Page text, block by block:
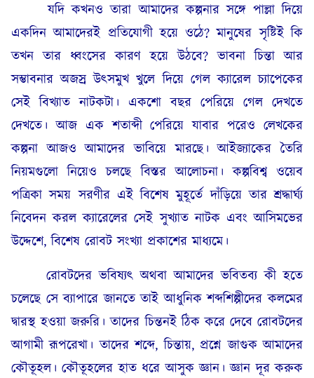
যদি কখনও তারা আমাদের কল্পনার সঙ্গে পাল্লা দিয়ে
একদিন আমাদেরই প্রতিযোগী হয়ে ওঠে? মানুষের সৃষ্টিই কি
তখন তার ধ্বংসের কারণ হয়ে উঠবে? ভাবনা চিন্তা আর
সম্ভাবনার অজস্র উৎসমুখ খুলে দিয়ে গেল ক্যারেল চ্যাপেকের
সেই বিখ্যাত নাটকটা। একশো বছর পেরিয়ে গেল দেখতে
দেখতে। আজ এক শতাব্দী পেরিয়ে যাবার পরেও লেখকের
কল্পনা আজও আমাদের ভাবিয়ে মারছে। আইজ্যাকের তৈরি
নিয়মগুলো নিয়েও চলছে বিস্তর আলোচনা। কল্পবিশ্ব ওয়েব
পত্রিকা সময় সরণীর এই বিশেষ মুহূর্তে দাঁড়িয়ে তার শ্রদ্ধার্ঘ্য
নিবেদন করল ক্যারেলের সেই সুখ্যাত নাটক এবং আসিমভের
উদ্দেশে, বিশেষ রোবট সংখ্যা প্রকাশের মাধ্যমে।
রোবটদের ভবিষ্যৎ অথবা আমাদের ভবিতব্য কী হতে
চলেছে সে ব্যাপারে জানতে তাই আধুনিক শব্দশিল্পীদের কলমের
দ্বারস্থ হওয়া জরুরি। তাদের চিন্তনই ঠিক করে দেবে রোবটদের
আগামী রূপরেখা। তাদের শব্দে, চিন্তায়, প্রশ্নে জাগুক আমাদের
কৌতূহল। কৌতূহলের হাত ধরে আসুক জ্ঞান। জ্ঞান দূর করুক